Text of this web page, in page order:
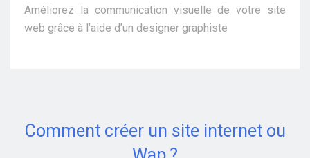
Améliorez la communication visuelle de votre site
web grâce à l’aide d’un designer graphiste
Comment créer un site internet ou